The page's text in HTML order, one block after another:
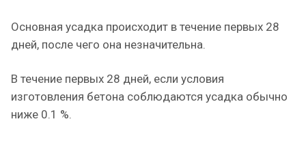
Основная усадка происходит в течение первых 28
дней, после чего она незначительна.
В течение первых 28 дней, если условия
изготовления бетона соблюдаются усадка обычно
ниже 0.1 %.